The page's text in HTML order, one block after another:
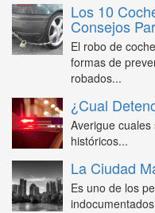
Los 10
Consejos
El robo de
formas de
robados...
¿Cual
Averigue
históricos...
La Ciudad
Es uno de los